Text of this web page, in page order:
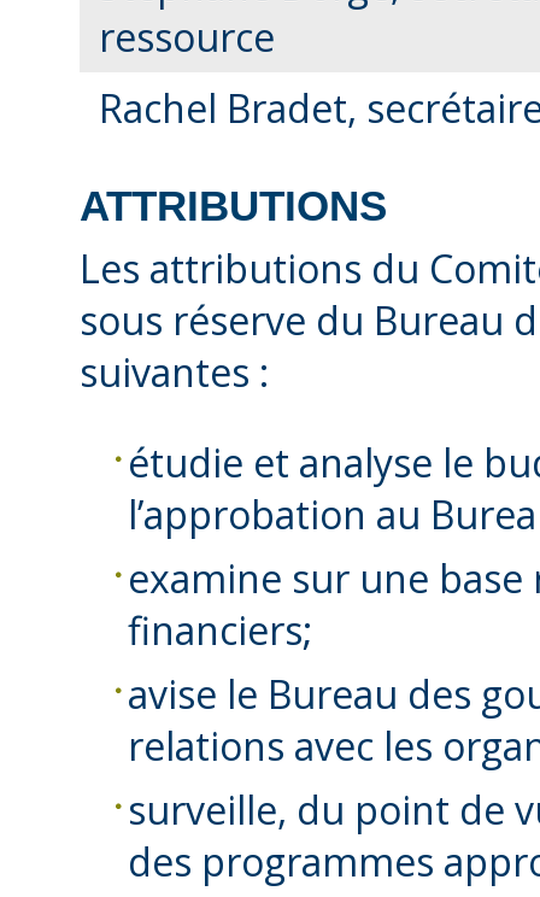
ressource
Rachel Bradet,
ATTRIBUTIONS
Les attributions du
sous réserve du Bureau
suivantes :
étudie et analyse le
l’approbation au
examine sur une
financiers;
avise le Bureau des
relations avec les
surveille, du point de
des programmes